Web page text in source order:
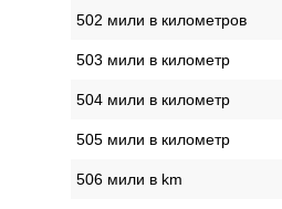
502 мили в километров
503 мили в километр
504 мили в километр
505 мили в километр
506 мили в km